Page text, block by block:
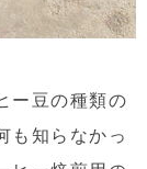
ー豆の種類の
も知らなかっ